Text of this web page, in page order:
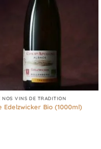
NOS VINS DE TRADITION
Edelzwicker Bio (1000ml)